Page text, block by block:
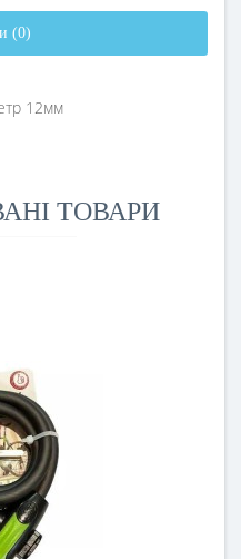
(0)
12мм
ТОВАРИ